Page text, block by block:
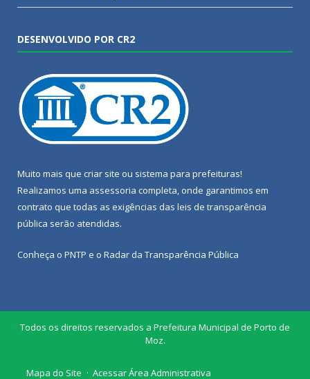
DESENVOLVIDO POR CR2
Muito mais que criar site ou sistema para prefeituras!
Realizamos uma assessoria completa, onde garantimos em
contrato que todas as exigências das leis de transparência
pública serão atendidas.
Conheça o PNTP e o Radar da Transparência Pública
Todos os direitos reservados a Prefeitura Municipal de Porto de
Moz.
Mapa do Site Acessar Área Administrativa